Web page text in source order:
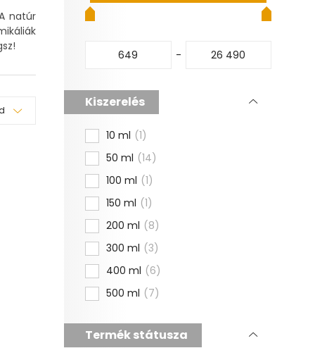
natúr
Kiszerelés
10 ml
1
50 ml
14
100 ml
1
150 ml
1
200 ml
8
300 ml
3
400 ml
6
500 ml
7
Termék státusza